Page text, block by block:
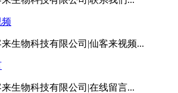
生物科技有限公司|仙客来视频...
生物科技有限公司|在线留言...